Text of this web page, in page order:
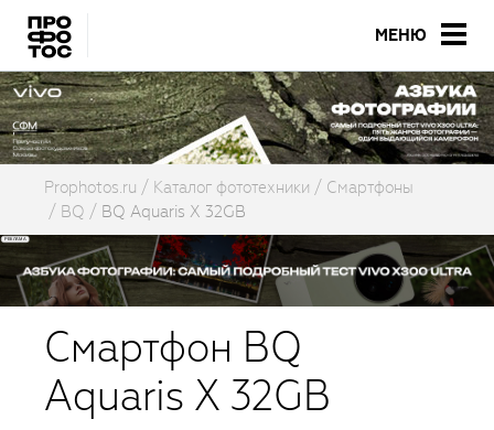
МЕНЮ
Prophotos.ru Каталог фототехники
Смартфоны
BQ
BQ Aquaris X 32GB
Смартфон BQ
Aquaris X 32GB